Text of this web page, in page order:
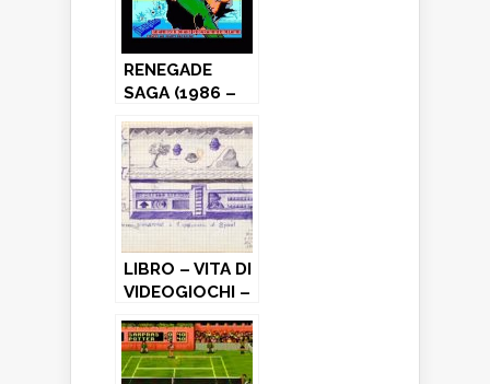
RENEGADE
SAGA (1986 –
LIBRO – VITA DI
VIDEOGIOCHI –
BIT) –
Recensione